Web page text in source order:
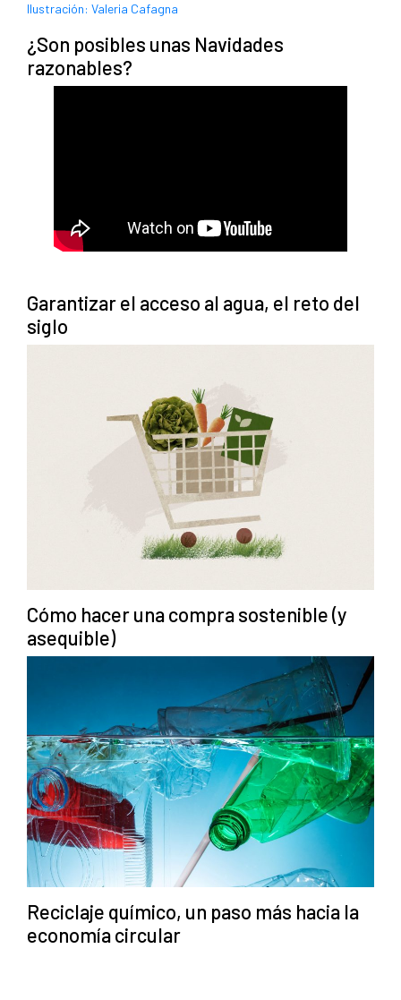
Ilustración: Valeria Cafagna
¿Son posibles unas Navidades
razonables?
Garantizar el acceso al agua, el reto del
siglo
Cómo hacer una compra sostenible (y
asequible)
Reciclaje químico, un paso más hacia la
economía circular